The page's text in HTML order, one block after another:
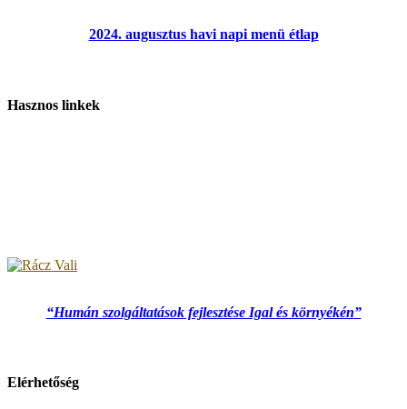
2024. augusztus havi napi menü étlap
Hasznos linkek
“Humán szolgáltatások fejlesztése Igal és környékén”
Elérhetőség